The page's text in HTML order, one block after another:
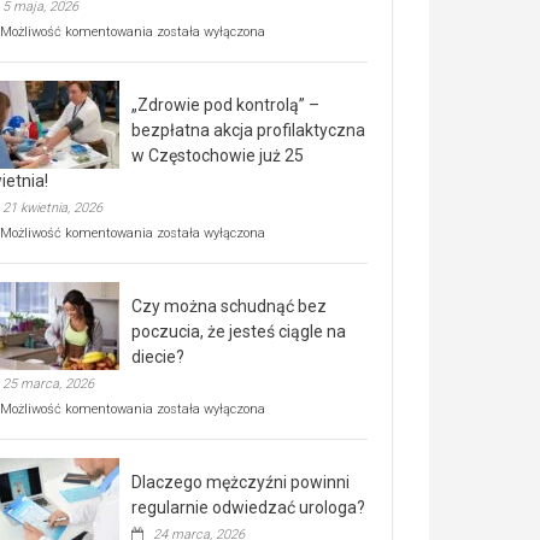
5 maja, 2026
Możliwość komentowania Rusza
rehabilitacji
dla
seniorów!
została wyłączona
„Zdrowie pod kontrolą” –
bezpłatna akcja profilaktyczna
w Częstochowie już 25
21 kwietnia, 2026
Możliwość komentowania „Zdrowie
bezpłatna
akcja
profilaktyczna
w
już
kwietnia!
została wyłączona
Czy można schudnąć bez
poczucia, że jesteś ciągle na
diecie?
25 marca, 2026
Możliwość komentowania Czy
poczucia,
że
została wyłączona
Dlaczego mężczyźni powinni
regularnie odwiedzać urologa?
24 marca, 2026